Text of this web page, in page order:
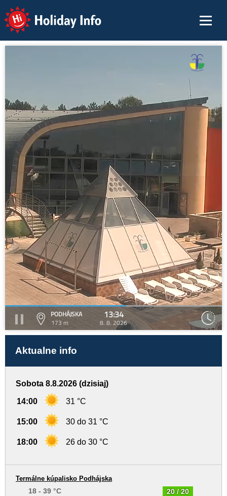
Holiday Info
PODHÁJSKA
173 m
13:34
8. 8. 2026
Aktualne info
Sobota 8.8.2026 (dzisiaj)
14:00 31 °C
15:00 30 do 31 °C
18:00 26 do 30 °C
20 / 20
Termálne kúpalisko Podhájska
18 - 39 °C